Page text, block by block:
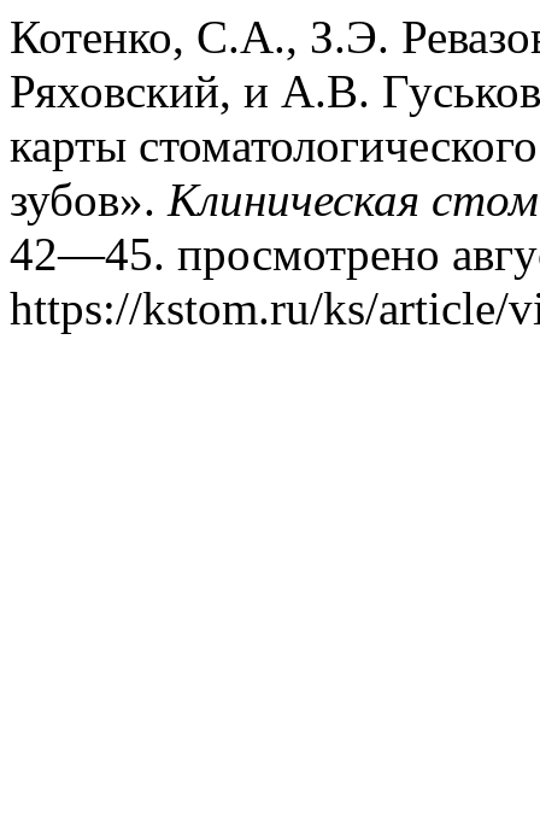
Котенко, С.А., З.Э.
Ряховский, и А.В.
карты
зубов». Клиническая
42—45. просмотрено
https://kstom.ru/ks/article/